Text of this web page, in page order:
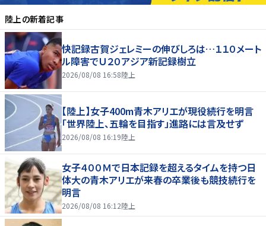
陸上の新着記事
快記録古賀ジェレミーの伸びしろは…１１０メート
ル障害でＵ２０アジア新記録樹立
2026/08/08 16:58陸上
【陸上】女子400m青木アリエが現役続行を明言
「世界陸上、五輪を目指す」進路には言及せず
2026/08/08 16:19陸上
女子４００Ｍで日本記録を超えるタイムを持つ日
体大の青木アリエが来春の卒業後も競技続行を
明言
2026/08/08 16:12陸上